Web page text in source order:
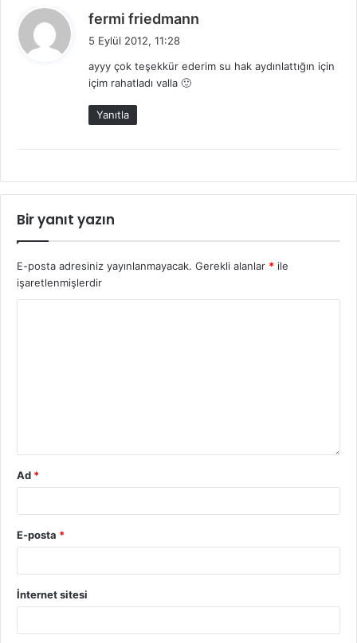
fermi friedmann
i
5 Eylül 2012, 11:28
ayyy çok teşekkür ederim su hak aydınlattığın için
içim rahatladı valla 🙂
Yanıtla
Bir yanıt yazın
E-posta adresiniz yayınlanmayacak. Gerekli alanlar * ile
işaretlenmişlerdir
Ad *
E-posta *
İnternet sitesi